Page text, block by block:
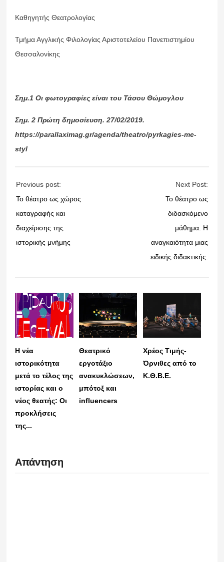
Καθηγητής Θεατρολογίας
Τμήμα Αγγλικής Φιλολογίας Αριστοτελείου Πανεπιστημίου
Θεσσαλονίκης
Σημ.1 Οι φωτογραφίες είναι του Τάσου Θώμογλου
Σημ. 2 Πρώτη δημοσίευση. 27/02/2019.
https://parallaximag.gr/agenda/theatro/pyrkagies-me-
styl
Previous post:
Το θέατρο ως χώρος
καταγραφής και
διαχείρισης της
ιστορικής μνήμης
Next Post:
Το θέατρο ως
διδασκόμενο
μάθημα. Η
αναγκαιότητα μιας
ειδικής διδακτικής.
H νέα
ιστορικότητα
μετά το τέλος της
ιστορίας και ο
νέος θεατής: Οι
προκλήσεις
της...
Θεατρικό
εργοτάξιο
ανακυκλώσεων,
μπότοξ και
influencers
Χρέος Τιμής-
Όρνιθες από το
Κ.Θ.Β.Ε.
Απάντηση